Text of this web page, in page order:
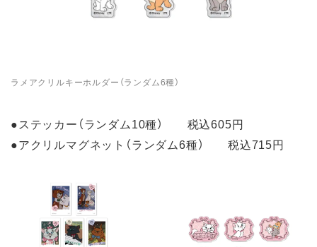
ラメアクリルキーホルダー（ランダム6種）
●ステッカー（ランダム10種） 税込605円
●アクリルマグネット（ランダム6種） 税込715円